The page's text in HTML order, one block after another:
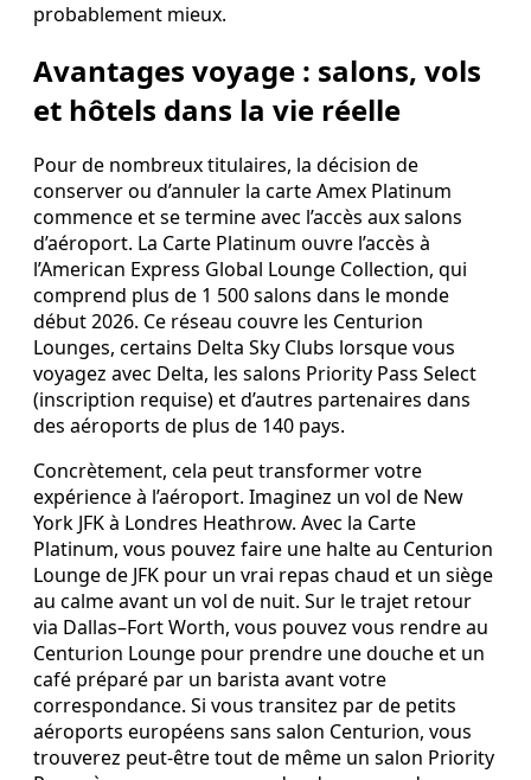
probablement mieux.
Avantages voyage : salons, vols
et hôtels dans la vie réelle
Pour de nombreux titulaires, la décision de
conserver ou d’annuler la carte Amex Platinum
commence et se termine avec l’accès aux salons
d’aéroport. La Carte Platinum ouvre l’accès à
l’American Express Global Lounge Collection, qui
comprend plus de 1 500 salons dans le monde
début 2026. Ce réseau couvre les Centurion
Lounges, certains Delta Sky Clubs lorsque vous
voyagez avec Delta, les salons Priority Pass Select
(inscription requise) et d’autres partenaires dans
des aéroports de plus de 140 pays.
Concrètement, cela peut transformer votre
expérience à l’aéroport. Imaginez un vol de New
York JFK à Londres Heathrow. Avec la Carte
Platinum, vous pouvez faire une halte au Centurion
Lounge de JFK pour un vrai repas chaud et un siège
au calme avant un vol de nuit. Sur le trajet retour
via Dallas–Fort Worth, vous pouvez vous rendre au
Centurion Lounge pour prendre une douche et un
café préparé par un barista avant votre
correspondance. Si vous transitez par de petits
aéroports européens sans salon Centurion, vous
trouverez peut‑être tout de même un salon Priority